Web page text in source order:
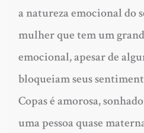
a natureza emocional do
mulher que tem um
emocional, apesar de
bloqueiam seus
Copas é amorosa,
uma pessoa quase